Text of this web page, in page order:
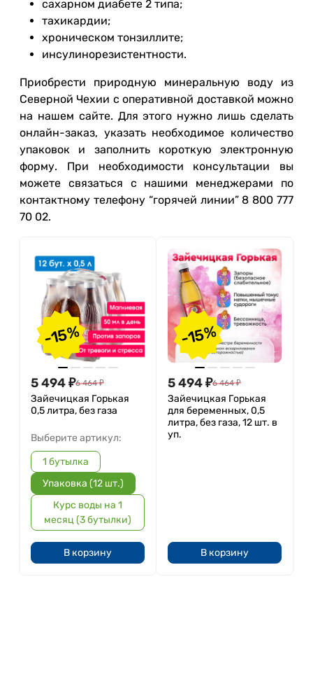
сахарном диабете 2 типа;
тахикардии;
хроническом тонзиллите;
инсулинорезистентности.
Приобрести природную минеральную воду из
Северной Чехии с оперативной доставкой можно
на нашем сайте. Для этого нужно лишь сделать
онлайн-заказ, указать необходимое количество
упаковок и заполнить короткую электронную
форму. При необходимости консультации вы
можете связаться с нашими менеджерами по
контактному телефону “горячей линии” 8 800 777
70 02.
-15%
5 494₽6 464 ₽
Зайечицкая Горькая
0,5 литра, без газа
Выберите артикул:
1 бутылка
Упаковка (12 шт.)
Курс воды на 1
месяц (3 бутылки)
В корзину
-15%
5 494₽6 464 ₽
Зайечицкая Горькая
для беременных, 0,5
литра, без газа, 12 шт. в
уп.
В корзину